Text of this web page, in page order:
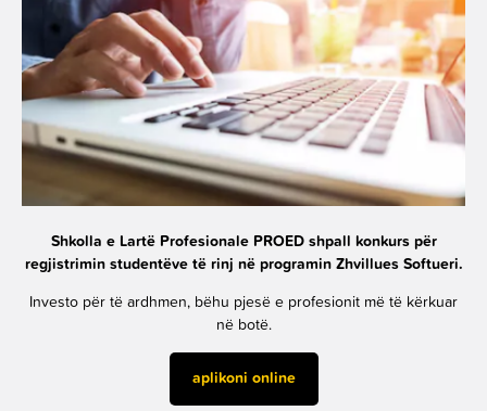
Shkolla e Lartë Profesionale PROED shpall konkurs për
regjistrimin studentëve të rinj në programin Zhvillues Softueri.
Investo për të ardhmen, bëhu pjesë e profesionit më të kërkuar
në botë.
aplikoni online